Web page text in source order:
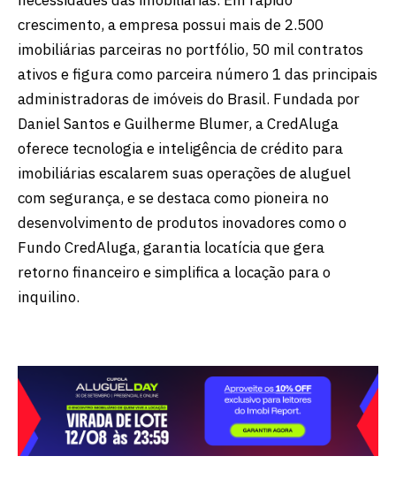
crescimento, a empresa possui mais de 2.500
imobiliárias parceiras no portfólio, 50 mil contratos
ativos e figura como parceira número 1 das principais
administradoras de imóveis do Brasil. Fundada por
Daniel Santos e Guilherme Blumer, a CredAluga
oferece tecnologia e inteligência de crédito para
imobiliárias escalarem suas operações de aluguel
com segurança, e se destaca como pioneira no
desenvolvimento de produtos inovadores como o
Fundo CredAluga, garantia locatícia que gera
retorno financeiro e simplifica a locação para o
inquilino.